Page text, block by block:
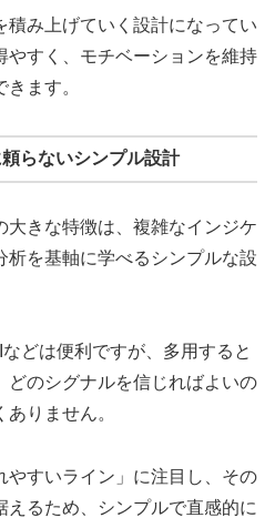
積み上げていく設計になってい
やすく、モチベーションを維持
ます。
らないシンプル設計
大きな特徴は、複雑なインジケ
析を基軸に学べるシンプルな設
どは便利ですが、多用すると
どのシグナルを信じればよいの
りません。
やすいライン」に注目し、その
えるため、シンプルで直感的に